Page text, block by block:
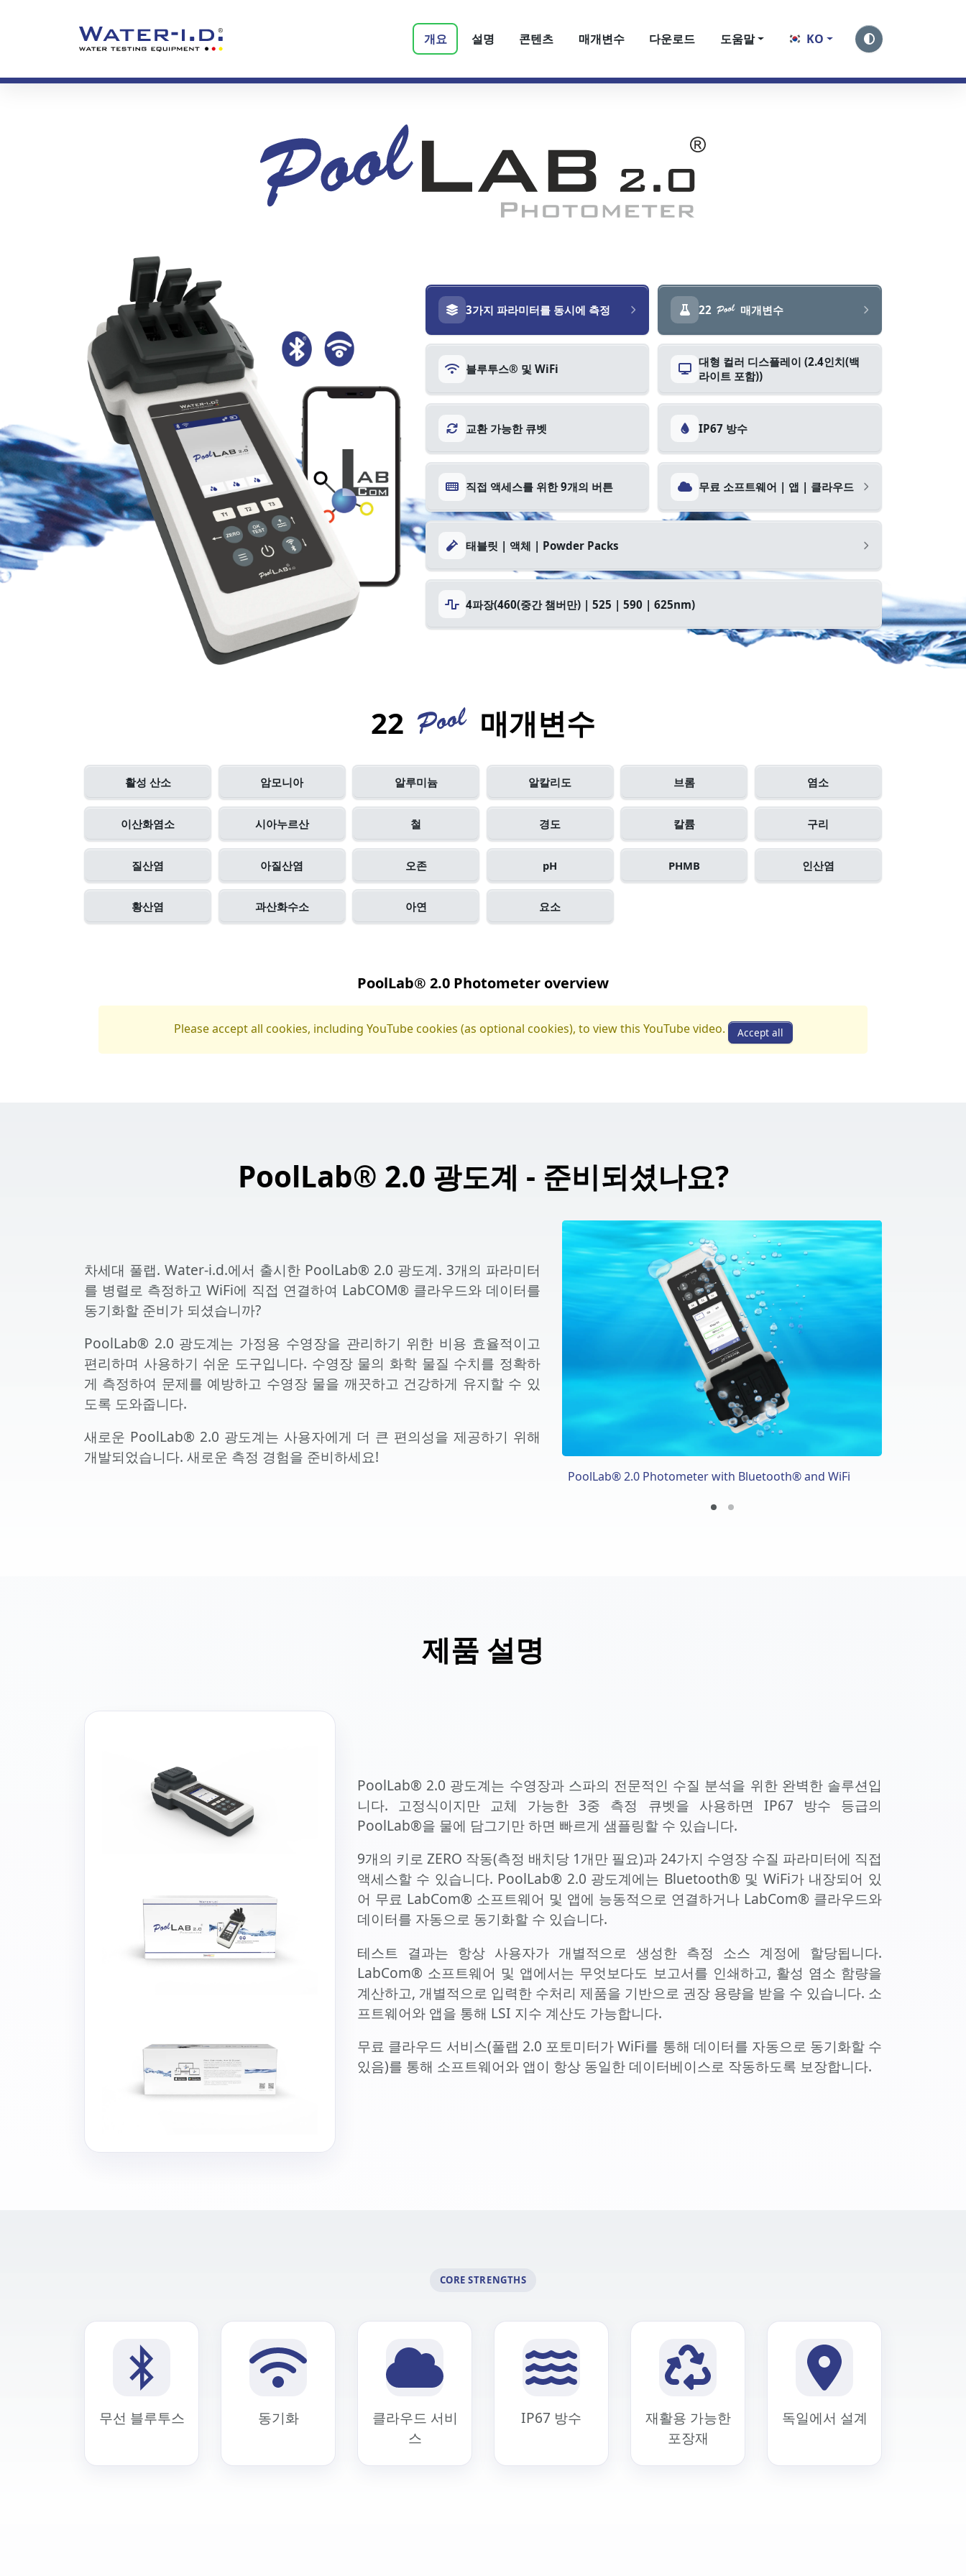
개요 설명 콘텐츠 매개변수 다운로드 도움말 KO
3가지 파라미터를 동시에 측정 22 매개변수
블루투스® 및 WiFi
대형 컬러 디스플레이 (2.4인치(백
라이트 포함))
교환 가능한 큐벳 IP67 방수
직접 액세스를 위한 9개의 버튼 무료 소프트웨어 | 앱 | 클라우드
태블릿 | 액체 | Powder Packs
4파장(460(중간 챔버만) | 525 | 590 | 625nm)
22 매개변수
활성 산소 암모니아 알루미늄 알칼리도 브롬 염소
이산화염소 시아누르산 철 경도 칼륨 구리
질산염 아질산염 오존 pH PHMB 인산염
황산염 과산화수소 아연 요소
PoolLab® 2.0 Photometer overview
Please accept all cookies, including YouTube cookies (as optional cookies), to view this YouTube video. Accept all
PoolLab® 2.0 광도계 - 준비되셨나요?
차세대 풀랩. Water-i.d.에서 출시한 PoolLab® 2.0 광도계. 3개의 파라미터
를 병렬로 측정하고 WiFi에 직접 연결하여 LabCOM® 클라우드와 데이터를
동기화할 준비가 되셨습니까?
PoolLab® 2.0 광도계는 가정용 수영장을 관리하기 위한 비용 효율적이고
편리하며 사용하기 쉬운 도구입니다. 수영장 물의 화학 물질 수치를 정확하
게 측정하여 문제를 예방하고 수영장 물을 깨끗하고 건강하게 유지할 수 있
도록 도와줍니다.
새로운 PoolLab® 2.0 광도계는 사용자에게 더 큰 편의성을 제공하기 위해
개발되었습니다. 새로운 측정 경험을 준비하세요!
PoolLab® 2.0 Photometer with Bluetooth® and WiFi
제품 설명
PoolLab® 2.0 광도계는 수영장과 스파의 전문적인 수질 분석을 위한 완벽한 솔루션입
니다. 고정식이지만 교체 가능한 3중 측정 큐벳을 사용하면 IP67 방수 등급의
PoolLab®을 물에 담그기만 하면 빠르게 샘플링할 수 있습니다.
9개의 키로 ZERO 작동(측정 배치당 1개만 필요)과 24가지 수영장 수질 파라미터에 직접
액세스할 수 있습니다. PoolLab® 2.0 광도계에는 Bluetooth® 및 WiFi가 내장되어 있
어 무료 LabCom® 소프트웨어 및 앱에 능동적으로 연결하거나 LabCom® 클라우드와
데이터를 자동으로 동기화할 수 있습니다.
테스트 결과는 항상 사용자가 개별적으로 생성한 측정 소스 계정에 할당됩니다.
LabCom® 소프트웨어 및 앱에서는 무엇보다도 보고서를 인쇄하고, 활성 염소 함량을
계산하고, 개별적으로 입력한 수처리 제품을 기반으로 권장 용량을 받을 수 있습니다. 소
프트웨어와 앱을 통해 LSI 지수 계산도 가능합니다.
무료 클라우드 서비스(풀랩 2.0 포토미터가 WiFi를 통해 데이터를 자동으로 동기화할 수
있음)를 통해 소프트웨어와 앱이 항상 동일한 데이터베이스로 작동하도록 보장합니다.
CORE STRENGTHS
무선 블루투스 동기화
클라우드 서비
스
IP67 방수
재활용 가능한
포장재
독일에서 설계